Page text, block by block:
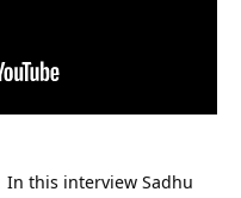
In this interview Sadhu